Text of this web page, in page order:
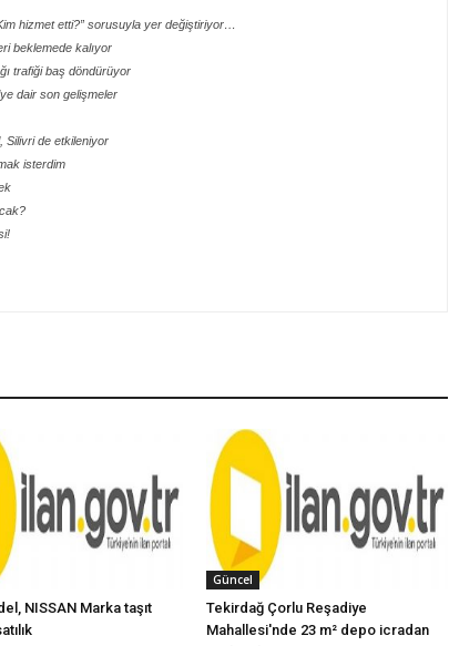
hizmet etti?” sorusuyla yer değiştiriyor…
beklemede kalıyor
trafiği baş döndürüyor
dair son gelişmeler
Silivri de etkileniyor
isterdim
NISSAN Marka taşıt
Güncel
Tekirdağ Çorlu Reşadiye
Mahallesi'nde 23 m² depo icradan